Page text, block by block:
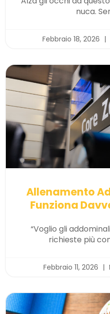
nuca.
Febbraio 18, 2026
Allenamento
Funziona
“Voglio gli
richieste più
Febbraio 11, 2026